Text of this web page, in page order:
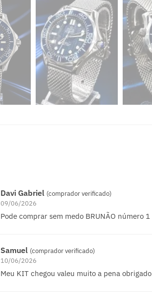
Davi Gabriel (comprador verificado)
09/06/2026
Pode comprar sem medo BRUNÃO número 1
Samuel (comprador verificado)
10/06/2026
Meu KIT chegou valeu muito a pena